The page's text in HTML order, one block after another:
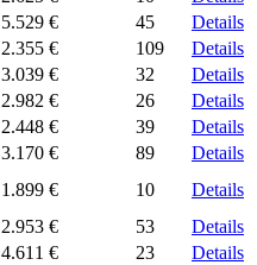
5.529 € 45
Details
2.355 € 109
Details
3.039 € 32
Details
2.982 € 26
Details
2.448 € 39
Details
3.170 € 89
Details
1.899 € 10
Details
2.953 € 53
Details
4.611 € 23
Details